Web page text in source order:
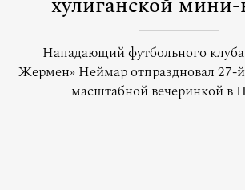
Нападающий футбольного
Жермен» Неймар отпраздновал 27-
масштабной вечеринкой в